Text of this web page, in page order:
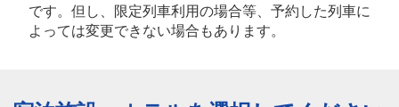
です。但し、限定列車利用の場合等、予約した列車に
よっては変更できない場合もあります。